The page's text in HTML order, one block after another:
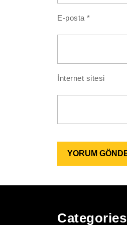
E-posta*
İnternet sitesi
Categories